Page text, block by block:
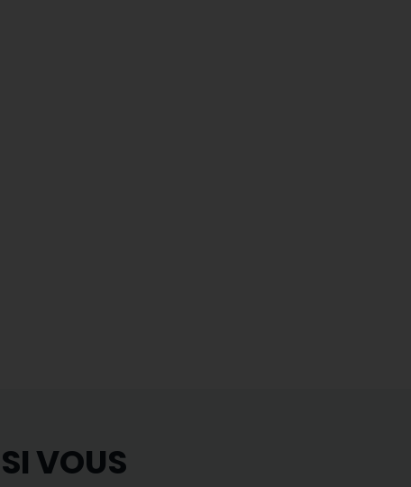
VOUS